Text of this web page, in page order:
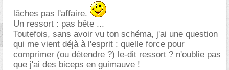
lâches pas l'affaire.
Un ressort : pas bête ...
Toutefois, sans avoir vu ton schéma, j'ai une question
qui me vient déjà à l'esprit : quelle force pour
comprimer (ou détendre ?) le-dit ressort ? n'oublie pas
que j'ai des biceps en guimauve !